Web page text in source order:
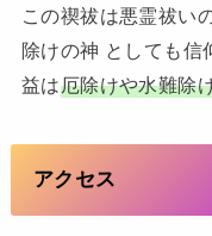
この禊祓は悪霊祓い
除けの神 としても信
益は厄除けや水難除
アクセス